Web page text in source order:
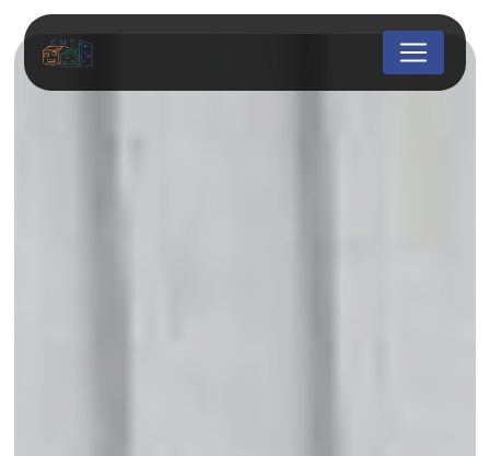
Panneau de gestion des cookies